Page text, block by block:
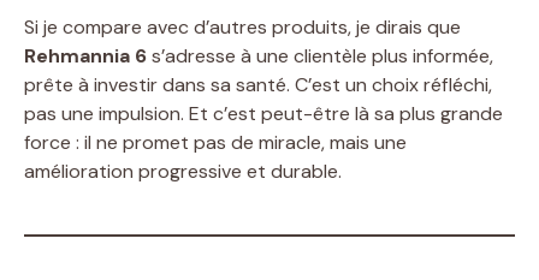
Si je compare avec d’autres produits, je dirais que
Rehmannia 6s’adresse à une clientèle plus informée,
prête à investir dans sa santé. C’est un choix réfléchi,
pas une impulsion. Et c’est peut-être là sa plus grande
force : il ne promet pas de miracle, mais une
amélioration progressive et durable.